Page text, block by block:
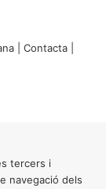
| Contacta
tercers i
navegació dels